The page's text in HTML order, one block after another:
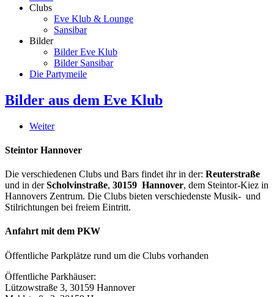
Clubs
Eve Klub & Lounge
Sansibar
Bilder
Bilder Eve Klub
Bilder Sansibar
Die Partymeile
Bilder aus dem Eve Klub
Weiter
Steintor Hannover
Die verschiedenen Clubs und Bars findet ihr in der: Reuterstraße
und in derScholvinstraße, 30159 Hannover, dem Steintor-Kiez in
Hannovers Zentrum. Die Clubs bieten verschiedenste Musik- und
Stilrichtungen bei freiem Eintritt.
Anfahrt mit dem PKW
Öffentliche Parkplätze rund um die Clubs vorhanden
Öffentliche Parkhäuser:
Lützowstraße 3, 30159 Hannover